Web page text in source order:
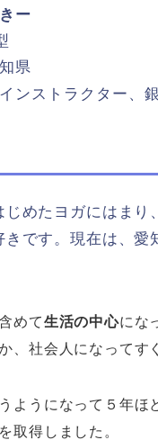
ー
県
ストラクター、銀
じめたヨガにはま
きです。現在は、愛
めて生活の中心にな
、社会人になってす
ようになって５年
取得しました。